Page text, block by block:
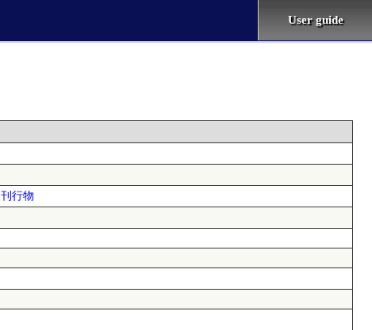
User guide
刊行物